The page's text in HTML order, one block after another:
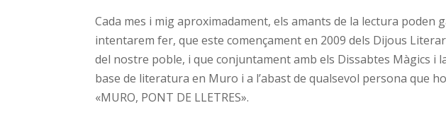
Cada mes i mig aproximadament, els amants de la lectura poden
intentarem fer, que este començament en 2009 dels Dijous
del nostre poble, i que conjuntament amb els Dissabtes Màgics i
base de literatura en Muro i a l’abast de qualsevol persona que
«MURO, PONT DE LLETRES».